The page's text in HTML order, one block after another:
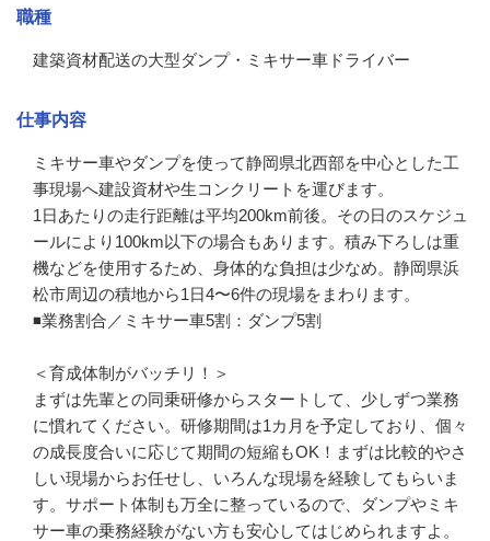
職種
建築資材配送の大型ダンプ・ミキサー車ドライバー
仕事内容
ミキサー車やダンプを使って静岡県北西部を中心とした工
事現場へ建設資材や生コンクリートを運びます。
1日あたりの走行距離は平均200km前後。その日のスケジュ
ールにより100km以下の場合もあります。積み下ろしは重
機などを使用するため、身体的な負担は少なめ。静岡県浜
松市周辺の積地から1日4〜6件の現場をまわります。
◾️業務割合／ミキサー車5割：ダンプ5割
＜育成体制がバッチリ！＞
まずは先輩との同乗研修からスタートして、少しずつ業務
に慣れてください。研修期間は1カ月を予定しており、個々
の成長度合いに応じて期間の短縮もOK！まずは比較的やさ
しい現場からお任せし、いろんな現場を経験してもらいま
す。サポート体制も万全に整っているので、ダンプやミキ
サー車の乗務経験がない方も安心してはじめられますよ。